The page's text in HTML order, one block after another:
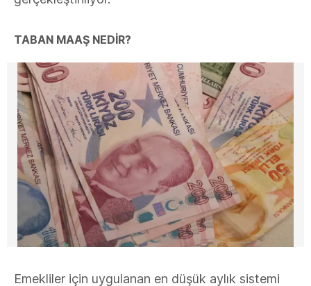
TABAN MAAŞ NEDİR?
Emekliler için uygulanan en düşük aylık sistemi